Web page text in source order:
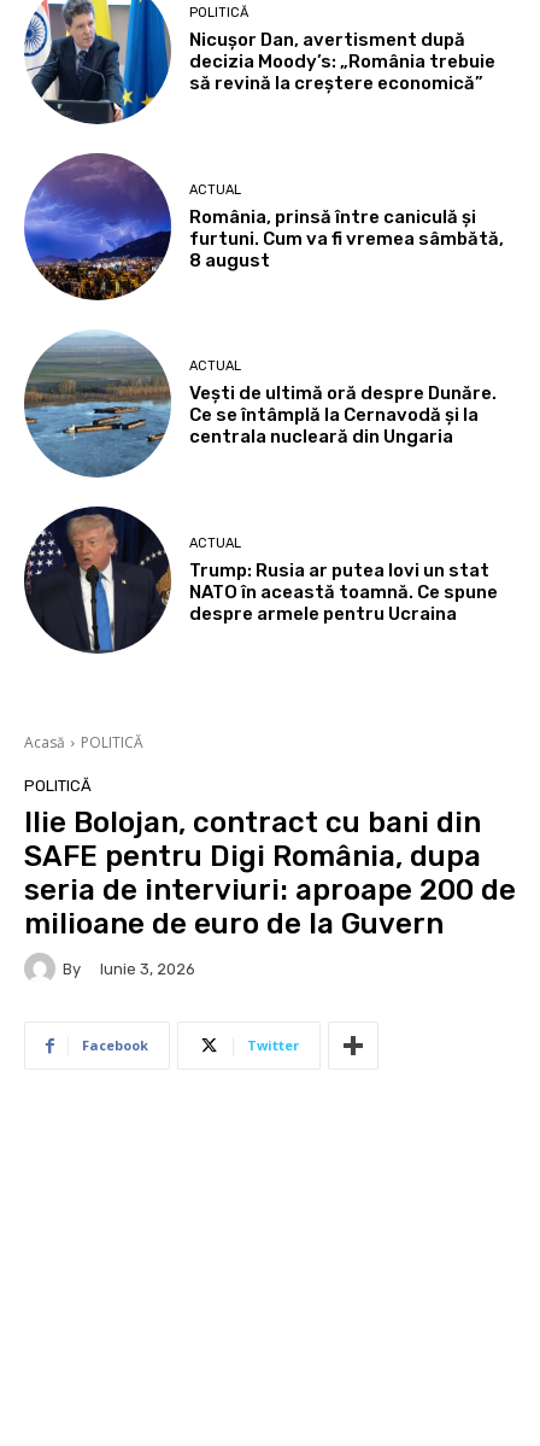
POLITICĂ
Nicușor Dan, avertisment după
decizia Moody’s: „România trebuie
să revină la creștere economică”
ACTUAL
România, prinsă între caniculă și
furtuni. Cum va fi vremea sâmbătă,
8 august
ACTUAL
Vești de ultimă oră despre Dunăre.
Ce se întâmplă la Cernavodă și la
centrala nucleară din Ungaria
ACTUAL
Trump: Rusia ar putea lovi un stat
NATO în această toamnă. Ce spune
despre armele pentru Ucraina